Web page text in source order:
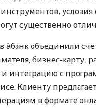
условия
существенно
àбанк объединили
бизнес-карту,
и интеграцию с
Клиенту
в формате